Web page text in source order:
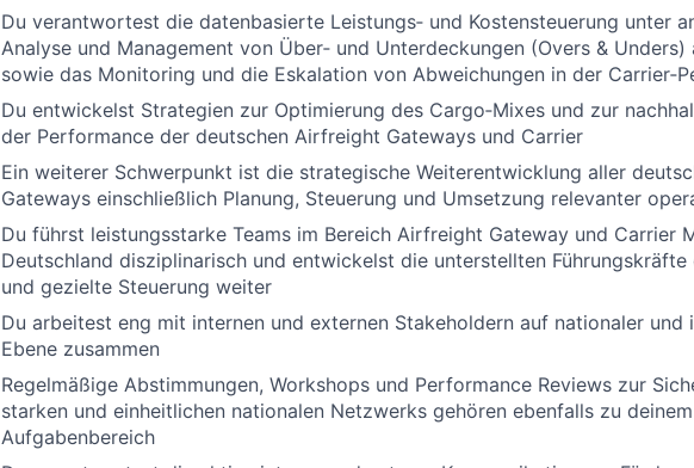
Du verantwortest die datenbasierte Leistungs‑ und Kostensteuerung unter
Analyse und Management von Über‑ und Unterdeckungen (Overs & Unders)
sowie das Monitoring und die Eskalation von Abweichungen in der
Du entwickelst Strategien zur Optimierung des Cargo‑Mixes und zur
der Performance der deutschen Airfreight Gateways und Carrier
Ein weiterer Schwerpunkt ist die strategische Weiterentwicklung aller
Gateways einschließlich Planung, Steuerung und Umsetzung relevanter
Du führst leistungsstarke Teams im Bereich Airfreight Gateway und Carrier
Deutschland disziplinarisch und entwickelst die unterstellten Führungskräfte
und gezielte Steuerung weiter
Du arbeitest eng mit internen und externen Stakeholdern auf nationaler und
Ebene zusammen
Regelmäßige Abstimmungen, Workshops und Performance Reviews zur
starken und einheitlichen nationalen Netzwerks gehören ebenfalls zu deinem
Aufgabenbereich